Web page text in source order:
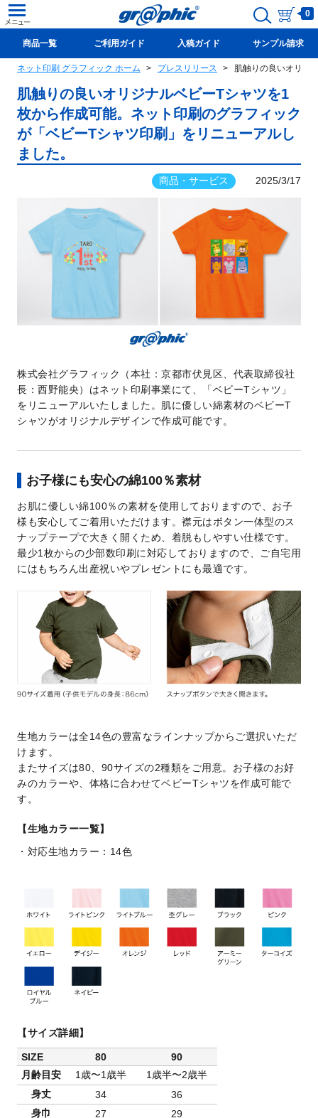
0
商品一覧 ご利用ガイド 入稿ガイド サンプル請求
新規会員登録(無料)
ネット印刷 グラフィック ホーム プレスリリース 肌触りの良いオリジ
肌触りの良いオリジナルベビーTシャツを1
枚から作成可能。ネット印刷のグラフィック
が「ベビーTシャツ印刷」をリニューアルし
ました。
商品・サービス 2025/3/17
株式会社グラフィック（本社：京都市伏見区、代表取締役社
長：西野能央）はネット印刷事業にて、「ベビーTシャツ」
をリニューアルいたしました。肌に優しい綿素材のベビーT
シャツがオリジナルデザインで作成可能です。
お子様にも安心の綿100％素材
お肌に優しい綿100％の素材を使用しておりますので、お子
様も安心してご着用いただけます。襟元はボタン一体型のス
ナップテープで大きく開くため、着脱もしやすい仕様です。
最少1枚からの少部数印刷に対応しておりますので、ご自宅用
にはもちろん出産祝いやプレゼントにも最適です。
生地カラーは全14色の豊富なラインナップからご選択いただ
けます。
またサイズは80、90サイズの2種類をご用意。お子様のお好
みのカラーや、体格に合わせてベビーTシャツを作成可能で
す。
【生地カラー一覧】
対応生地カラー：14色
【サイズ詳細】
SIZE 80
90
月齢目安
1歳〜1歳半
1歳半〜2歳半
身丈
34
36
身巾
27
29